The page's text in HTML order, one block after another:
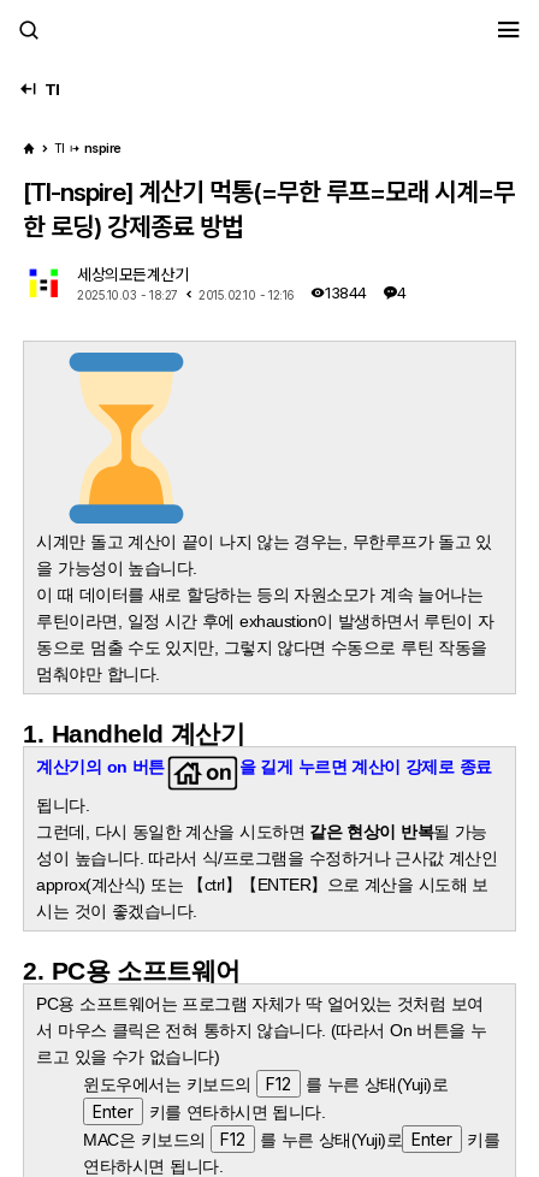
TI
TI nspire
[TI-nspire] 계산기 먹통(=무한 루프=모래 시계=무
한 로딩) 강제종료 방법
세상의모든계산기
2025.10.03 - 18:27 2015.02.10 - 12:16 13844 4
시계만 돌고 계산이 끝이 나지 않는 경우는, 무한루프가 돌고 있
을 가능성이 높습니다.
이 때 데이터를 새로 할당하는 등의 자원소모가 계속 늘어나는
루틴이라면, 일정 시간 후에 exhaustion이 발생하면서 루틴이 자
동으로 멈출 수도 있지만, 그렇지 않다면 수동으로 루틴 작동을
멈춰야만 합니다.
1. Handheld 계산기
계산기의 on 버튼
을 길게 누르면 계산이 강제로 종료
됩니다.
그런데, 다시 동일한 계산을 시도하면 같은 현상이 반복될 가능
성이 높습니다. 따라서 식/프로그램을 수정하거나 근사값 계산인
approx(계산식) 또는 【ctrl】【ENTER】으로 계산을 시도해 보
시는 것이 좋겠습니다.
2. PC용 소프트웨어
PC용 소프트웨어는 프로그램 자체가 딱 얼어있는 것처럼 보여
서 마우스 클릭은 전혀 통하지 않습니다. (따라서 On 버튼을 누
르고 있을 수가 없습니다)
윈도우에서는 키보드의
F12 를 누른 상태(Yuji)로
Enter
키를 연타하시면 됩니다.
MAC은 키보드의
F12 를 누른 상태(Yuji)로 Enter
키를
연타하시면 됩니다.